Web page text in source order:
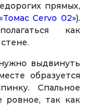
прямых,
Cervo 02»).
как
выдвинуть
образуется
Спальное
ровное, так как